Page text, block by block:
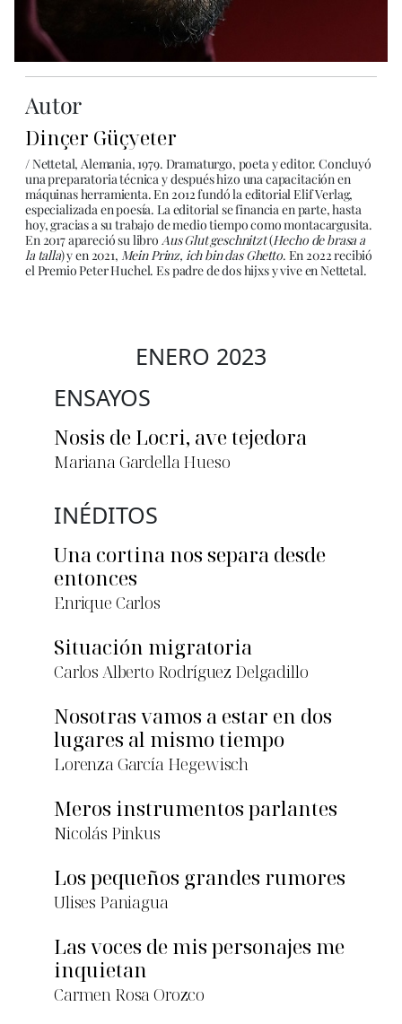
Autor
Dinçer Güçyeter
/ Nettetal, Alemania, 1979. Dramaturgo, poeta y editor. Concluyó
una preparatoria técnica y después hizo una capacitación en
máquinas herramienta. En 2012 fundó la editorial Elif Verlag,
especializada en poesía. La editorial se financia en parte, hasta
hoy, gracias a su trabajo de medio tiempo como montacargusita.
En 2017 apareció su libro Aus Glut geschnitzt(Hecho de brasa a
la talla) y en 2021, Mein Prinz, ich bin das Ghetto. En 2022 recibió
el Premio Peter Huchel. Es padre de dos hijxs y vive en Nettetal.
ENERO 2023
ENSAYOS
Nosis de Locri, ave tejedora
Mariana Gardella Hueso
INÉDITOS
Una cortina nos separa desde
entonces
Enrique Carlos
Situación migratoria
Carlos Alberto Rodríguez Delgadillo
Nosotras vamos a estar en dos
lugares al mismo tiempo
Lorenza García Hegewisch
Meros instrumentos parlantes
Nicolás Pinkus
Los pequeños grandes rumores
Ulises Paniagua
Las voces de mis personajes me
inquietan
Carmen Rosa Orozco